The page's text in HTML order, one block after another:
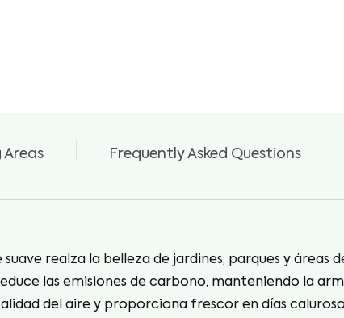
Areas Frequently Asked Questions
realza la belleza de jardines, parques y áreas
las emisiones de carbono, manteniendo la
del aire y proporciona frescor en días